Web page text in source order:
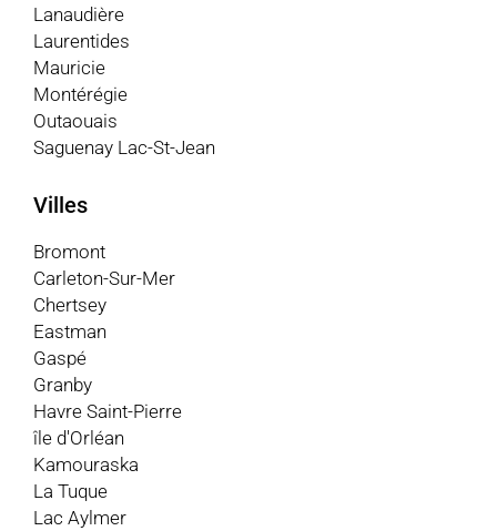
Lanaudière
Laurentides
Mauricie
Montérégie
Outaouais
Saguenay Lac-St-Jean
Villes
Bromont
Carleton-Sur-Mer
Chertsey
Eastman
Gaspé
Granby
Havre Saint-Pierre
île d'Orléan
Kamouraska
La Tuque
Lac Aylmer